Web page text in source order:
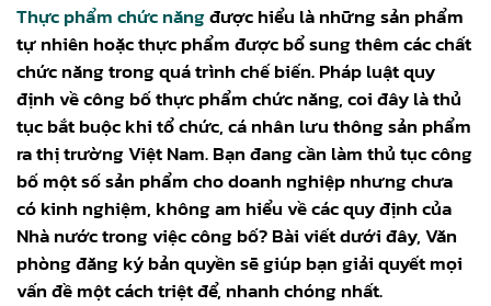
Thực phẩm chức năngđược hiểu là những sản phẩm
tự nhiên hoặc thực phẩm được bổ sung thêm các chất
chức năng trong quá trình chế biến. Pháp luật quy
định về công bố thực phẩm chức năng, coi đây là thủ
tục bắt buộc khi tổ chức, cá nhân lưu thông sản phẩm
ra thị trường Việt Nam. Bạn đang cần làm thủ tục công
bố một số sản phẩm cho doanh nghiệp nhưng chưa
có kinh nghiệm, không am hiểu về các quy định của
Nhà nước trong việc công bố? Bài viết dưới đây, Văn
phòng đăng ký bản quyền sẽ giúp bạn giải quyết mọi
vấn đề một cách triệt để, nhanh chóng nhất.